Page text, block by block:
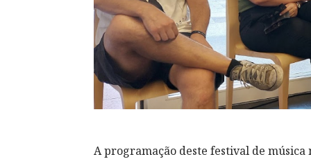
A programação deste festival de